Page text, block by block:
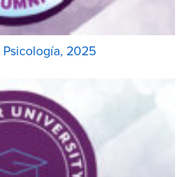
2025